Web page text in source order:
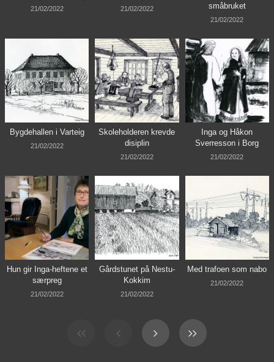
21/02/2022 21/02/2022
småbruket
21/02/2022
Bygdehallen i Varteig
21/02/2022
Skoleholderen krevde
disiplin
21/02/2022
Inga og Håkon
Sverresson i Borg
21/02/2022
Hun gir Inga-heftene et
særpreg
21/02/2022
Gårdstunet på Nestu-
Kokkim
21/02/2022
Med trafoen som nabo
21/02/2022